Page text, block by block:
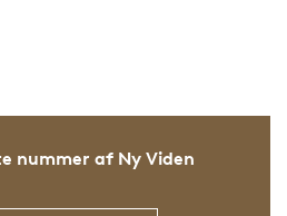
nummer af Ny Viden